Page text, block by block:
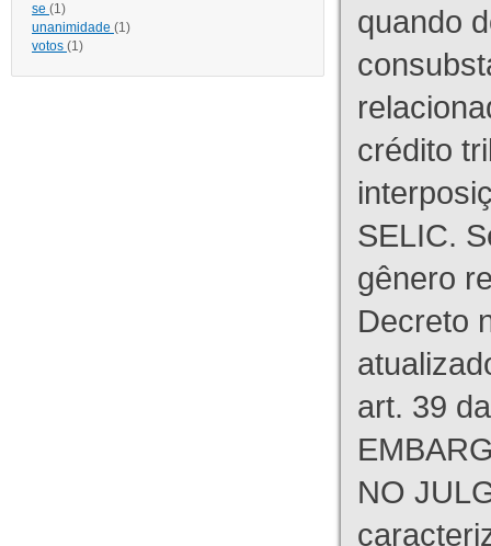
se (1)
unanimidade (1)
votos (1)
quando
crédito
SELIC.
gênero
Decreto
art. 39
NO